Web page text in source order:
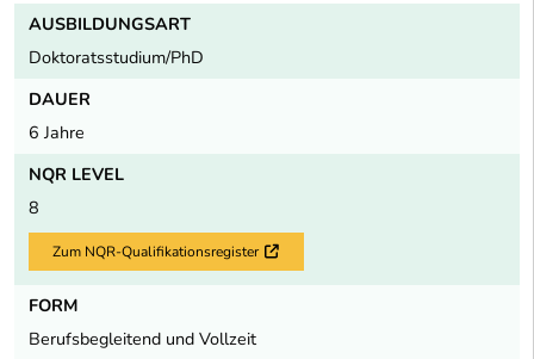
AUSBILDUNGSART
Doktoratsstudium/PhD
DAUER
6 Jahre
NQR LEVEL
8
Zum NQR-Qualifikationsregister Externer Link
FORM
Berufsbegleitend und Vollzeit